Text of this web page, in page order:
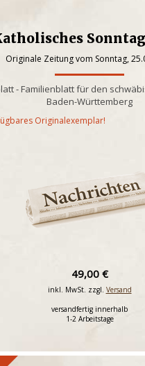
Originale Zeitung vom Sonntag,
- Familienblatt für den
Baden-Württemberg
Originalexemplar!
49,00 €
inkl. MwSt. zzgl. Versand
versandfertig innerhalb
1-2 Arbeitstage